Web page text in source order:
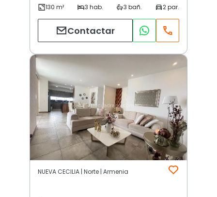
Contactar
NUEVA CECILIA | Norte | Armenia